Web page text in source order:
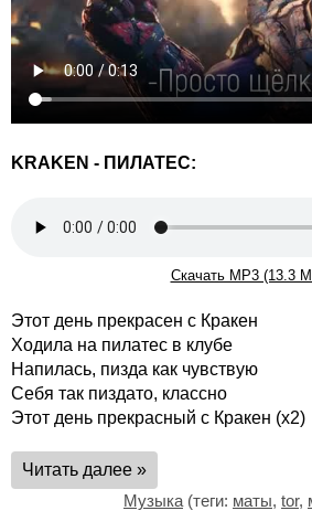
KRAKEN - ПИЛАТЕС:
Скачать MP3 (13.3
Этот день прекрасен с Кракен
Ходила на пилатес в клубе
Напилась, пизда как чувствую
Себя так пиздато, классно
Этот день прекрасный с Кракен (x2)
Читать далее »
Музыка (теги: маты, tor,